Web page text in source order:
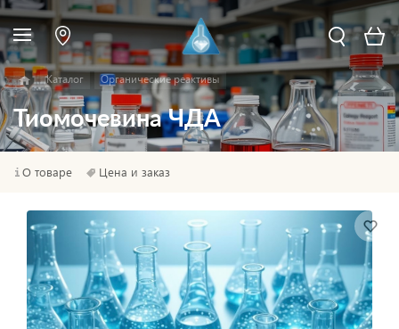
Каталог Органические реактивы
Тиомочевина ЧДА
О товаре Цена и заказ